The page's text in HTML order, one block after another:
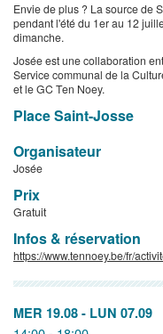
Envie de plus ? La source de
pendant l'été du 1er au 12
dimanche.
Josée est une collaboration
Service communal de la
et le GC Ten Noey.
Place Saint-Josse
Organisateur
Josée
Prix
Gratuit
Infos & réservation
https://www.tennoey.be/fr/
MER 19.08 - LUN 07.09